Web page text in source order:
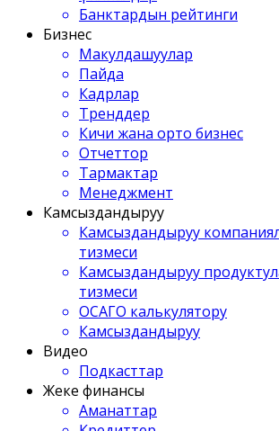
Банктардын рейтинги
Бизнес
Макулдашуулар
Пайда
Кадрлар
Тренддер
Кичи жана орто бизнес
Отчеттор
Тармактар
Менеджмент
Камсыздандыруу
Камсыздандыруу
тизмеси
Камсыздандыруу
тизмеси
ОСАГО калькулятору
Камсыздандыруу
Видео
Подкасттар
Жеке финансы
Аманаттар